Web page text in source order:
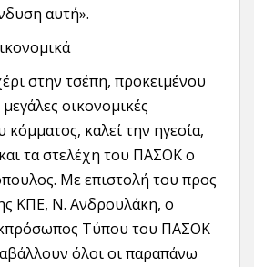
αυτή».
στην τσέπη, προκειμένου
οικονομικές
καλεί την ηγεσία,
τα στελέχη του ΠΑΣΟΚ ο
Με επιστολή του προς
ΚΠΕ, Ν. Ανδρουλάκη, ο
Τύπου του ΠΑΣΟΚ
όλοι οι παραπάνω